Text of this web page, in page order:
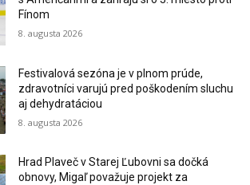
Fínom
8. augusta 2026
Festivalová sezóna je v plnom prúde,
zdravotníci varujú pred poškodením sluchu
aj dehydratáciou
8. augusta 2026
Hrad Plaveč v Starej Ľubovni sa dočká
obnovy, Migaľ považuje projekt za